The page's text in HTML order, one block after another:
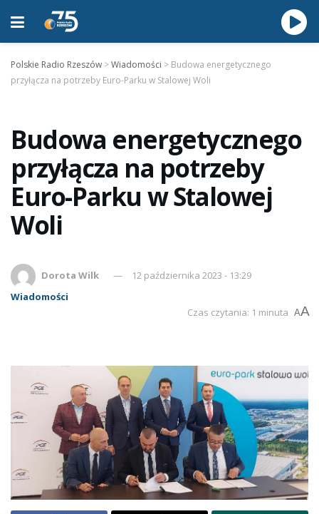
Polskie Radio Rzeszów >Wiadomości > Budowa energetycznego
przyłącza na potrzeby Euro-Parku w Stalowej Woli
Budowa energetycznego
przyłącza na potrzeby
Euro-Parku w Stalowej
Woli
Dorota Wilk
12 października 2023 - 13:29
Wiadomości
Czas czytania: 1 minuta AA